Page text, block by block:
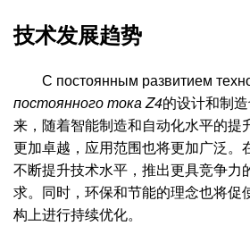
技术发展趋势
С постоянным развитием
постоянного тока Z4的设计和制
来，随着智能制造和自动化水平的提
更加卓越，应用范围也将更加广泛。
不断提升技术水平，推出更具竞争力
求。同时，环保和节能的理念也将促
构上进行持续优化。